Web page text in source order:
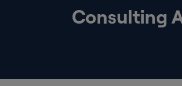
Consulting